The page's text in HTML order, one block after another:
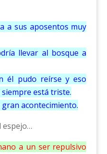
a sus aposentos muy
llevar al bosque a
él pudo reírse y eso
está triste.
acontecimiento.
espejo…
a un ser repulsivo